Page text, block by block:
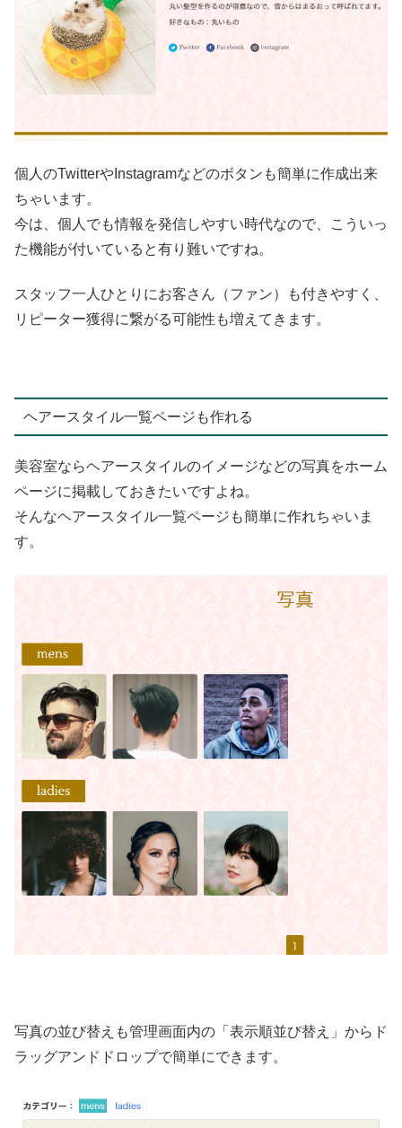
個人のTwitterやInstagramなどのボタンも簡単に作成出来
ちゃいます。
今は、個人でも情報を発信しやすい時代なので、こういっ
た機能が付いていると有り難いですね。
スタッフ一人ひとりにお客さん（ファン）も付きやすく、
リピーター獲得に繋がる可能性も増えてきます。
ヘアースタイル一覧ページも作れる
美容室ならヘアースタイルのイメージなどの写真をホーム
ページに掲載しておきたいですよね。
そんなヘアースタイル一覧ページも簡単に作れちゃいま
す。
写真の並び替えも管理画面内の「表示順並び替え」からド
ラッグアンドドロップで簡単にできます。